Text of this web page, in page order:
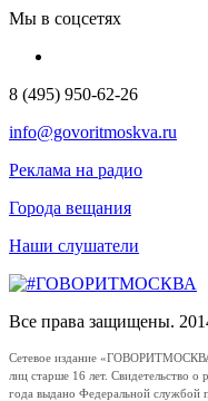
Мы в соцсетях
8 (495) 950-62-26
info@govoritmoskva.ru
Реклама на радио
Города вещания
Наши слушатели
Все права защищены.
Сетевое издание
лиц старше 16 лет. Свидетельство
года выдано Федеральной службой